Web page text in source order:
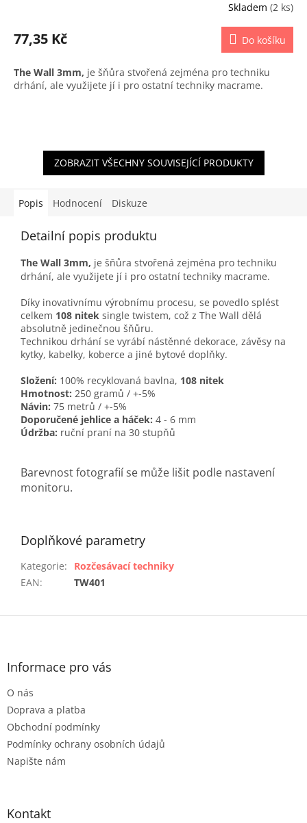
Skladem (2 ks)
77,35 Kč Do košíku
The Wall 3mm, je šňůra stvořená zejména pro techniku
drhání, ale využijete jí i pro ostatní techniky macrame.
ZOBRAZIT VŠECHNY SOUVISEJÍCÍ PRODUKTY
Popis Hodnocení Diskuze
Detailní popis produktu
The Wall 3mm, je šňůra stvořená zejména pro techniku
drhání, ale využijete jí i pro ostatní techniky macrame.
Díky inovativnímu výrobnímu procesu, se povedlo splést
celkem 108 nitek single twistem, což z The Wall dělá
absolutně jedinečnou šňůru.
Technikou drhání se vyrábí nástěnné dekorace, závěsy na
kytky, kabelky, koberce a jiné bytové doplňky.
Složení: 100% recyklovaná bavlna, 108 nitek
Hmotnost: 250 gramů / +-5%
Návin: 75 metrů / +-5%
Doporučené jehlice a háček: 4 - 6 mm
Údržba: ruční praní na 30 stupňů
Barevnost fotografií se může lišit podle nastavení
monitoru.
Doplňkové parametry
Kategorie:
Rozčesávací techniky
EAN: TW401
Z
Informace pro vás
O nás
Doprava a platba
Obchodní podmínky
Podmínky ochrany osobních údajů
Napište nám
Kontakt